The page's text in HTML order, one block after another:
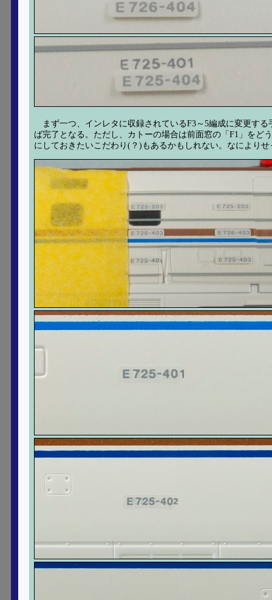
まず一つ、インレタに収録されているF3～5編成に変更す
ば完了となる。ただし、カトーの場合は前面窓の「F1」をど
にしておきたいこだわり(？)もあるかもしれない。なにより